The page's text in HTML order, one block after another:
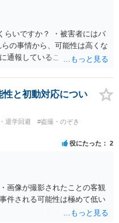
さい。
らいですか？ ・被害者にはバ
の事情から、可能性は高くな
通報していることは考えにく
ので、 必要なら医師の診察を
す。
性と初動対応につい
退学回避
#盗撮・のぞき
役にたった 2
画像が撮影されたことの客観
件される可能性は極めて低い